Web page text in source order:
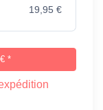
19,95 €
*